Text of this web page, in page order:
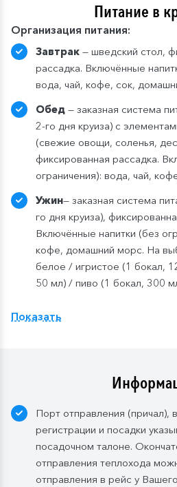
Питание в
Организация питания:
Завтрак — шведский стол,
рассадка. Включённые
вода, чай, кофе, сок,
Обед — заказная система
2-го дня круиза) с
(свежие овощи, соленья,
фиксированная рассадка.
ограничения): вода, чай,
Ужин— заказная система
го дня круиза),
Включённые напитки (без
кофе, домашний морс. На
белое / игристое (1 бокал,
50 мл) / пиво (1 бокал, 300
Компания оставляет за собой
Показать
Порт отправления (причал),
регистрации и посадки
посадочном талоне.
отправления теплохода
отправления в рейс у